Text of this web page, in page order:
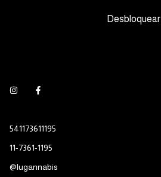
Desbloquear
541173611195
11-7361-1195
@lugannabis